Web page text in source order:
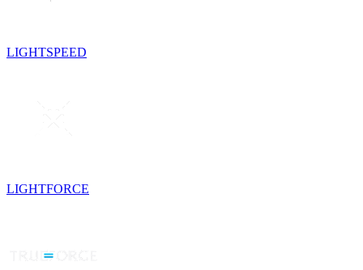
LIGHTSPEED
LIGHTFORCE